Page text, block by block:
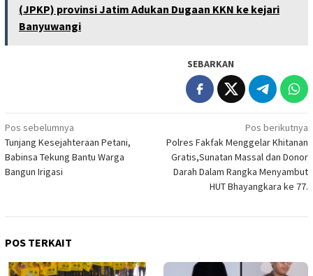
(JPKP) provinsi Jatim Adukan Dugaan KKN ke kejari
Banyuwangi
SEBARKAN
Navigasi
pos
Pos sebelumnya
Tunjang Kesejahteraan Petani,
Babinsa Tekung Bantu Warga
Bangun Irigasi
Pos berikutnya
Polres Fakfak Menggelar Khitanan
Gratis,Sunatan Massal dan Donor
Darah Dalam Rangka Menyambut
HUT Bhayangkara ke 77.
POS TERKAIT